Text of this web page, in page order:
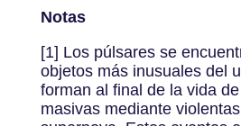
Notas
[1] Los púlsares se
objetos más inusuales del
forman al final de la vida
masivas mediante